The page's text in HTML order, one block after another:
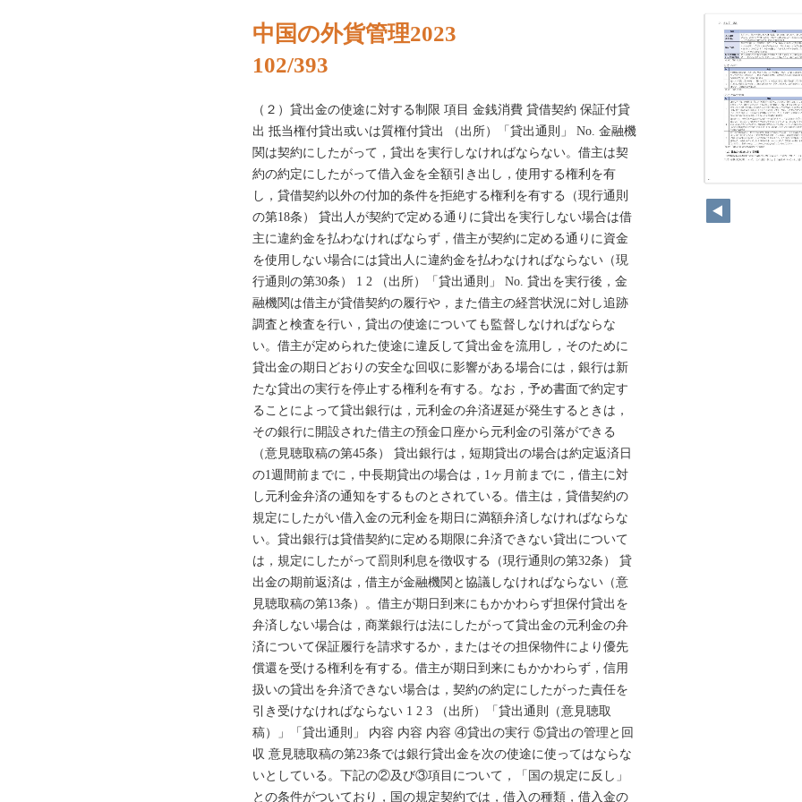
102
中国の外貨管理2023
102/393
（２）貸出金の使途に対する制限 項目 金銭消費 貸借契約 保証付貸
出 抵当権付貸出或いは質権付貸出 （出所）「貸出通則」 No. 金融機
関は契約にしたがって，貸出を実行しなければならない。借主は契
約の約定にしたがって借入金を全額引き出し，使用する権利を有
し，貸借契約以外の付加的条件を拒絶する権利を有する（現行通則
の第18条） 貸出人が契約で定める通りに貸出を実行しない場合は借
主に違約金を払わなければならず，借主が契約に定める通りに資金
を使用しない場合には貸出人に違約金を払わなければならない（現
行通則の第30条） 1 2 （出所）「貸出通則」 No. 貸出を実行後，金
融機関は借主が貸借契約の履行や，また借主の経営状況に対し追跡
調査と検査を行い，貸出の使途についても監督しなければならな
い。借主が定められた使途に違反して貸出金を流用し，そのために
貸出金の期日どおりの安全な回収に影響がある場合には，銀行は新
たな貸出の実行を停止する権利を有する。なお，予め書面で約定す
ることによって貸出銀行は，元利金の弁済遅延が発生するときは，
その銀行に開設された借主の預金口座から元利金の引落ができる
（意見聴取稿の第45条） 貸出銀行は，短期貸出の場合は約定返済日
の1週間前までに，中長期貸出の場合は，1ヶ月前までに，借主に対
し元利金弁済の通知をするものとされている。借主は，貸借契約の
規定にしたがい借入金の元利金を期日に満額弁済しなければならな
い。貸出銀行は貸借契約に定める期限に弁済できない貸出について
は，規定にしたがって罰則利息を徴収する（現行通則の第32条） 貸
出金の期前返済は，借主が金融機関と協議しなければならない（意
見聴取稿の第13条）。借主が期日到来にもかかわらず担保付貸出を
弁済しない場合は，商業銀行は法にしたがって貸出金の元利金の弁
済について保証履行を請求するか，またはその担保物件により優先
償還を受ける権利を有する。借主が期日到来にもかかわらず，信用
扱いの貸出を弁済できない場合は，契約の約定にしたがった責任を
引き受けなければならない 1 2 3 （出所）「貸出通則（意見聴取
稿）」「貸出通則」 内容 内容 内容 ④貸出の実行 ⑤貸出の管理と回
収 意見聴取稿の第23条では銀行貸出金を次の使途に使ってはならな
いとしている。下記の②及び③項目について，「国の規定に反し」
との条件がついており，国の規定契約では，借入の種類，借入金の